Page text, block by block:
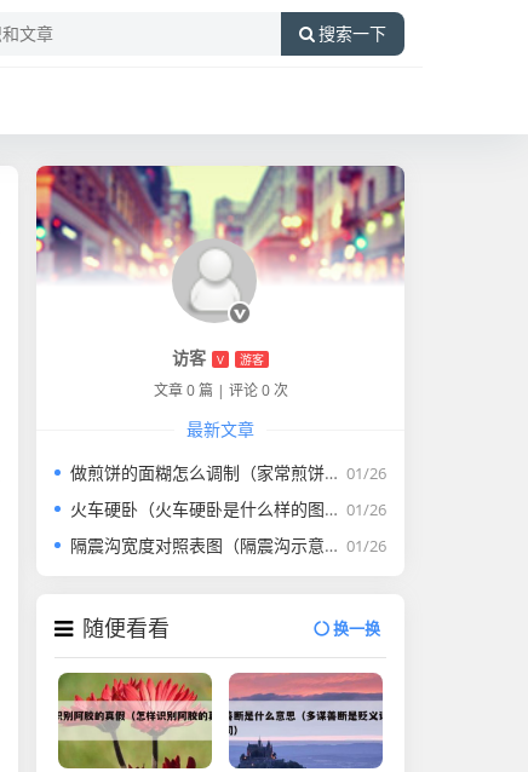
搜索一下
访客 V 游客
文章 0 篇 | 评论 0 次
最新文章
01/26
做煎饼的面糊怎么调制（家常煎饼的面糊怎么调）
01/26
火车硬卧（火车硬卧是什么样的图片）
01/26
隔震沟宽度对照表图（隔震沟示意图）
随便看看 换一换